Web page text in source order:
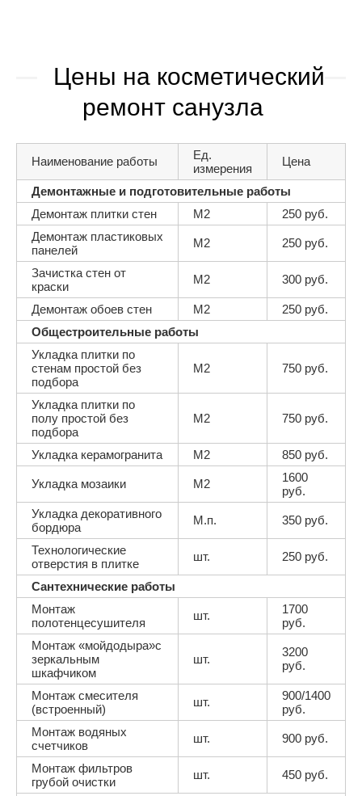
Цены на косметический
ремонт санузла
Наименование работы
Ед.
измерения
Цена
Демонтажные и подготовительные работы
Демонтаж плитки стен
М2
250 руб.
Демонтаж пластиковых
панелей
М2 250 руб.
Зачистка стен от
краски
М2 300 руб.
Демонтаж обоев стен М2
250 руб.
Общестроительные работы
Укладка плитки по
стенам простой без
подбора
М2 750 руб.
Укладка плитки по
полу простой без
подбора
М2 750 руб.
Укладка керамогранита М2 850 руб.
Укладка мозаики М2
1600
руб.
Укладка декоративного
бордюра
М.п. 350 руб.
Технологические
отверстия в плитке
шт. 250 руб.
Сантехнические работы
Монтаж
полотенцесушителя
шт.
1700
руб.
Монтаж «мойдодыра»с
зеркальным
шкафчиком
шт.
3200
руб.
Монтаж смесителя
(встроенный)
шт.
900/1400
руб.
Монтаж водяных
счетчиков
шт. 900 руб.
Монтаж фильтров
грубой очистки
шт. 450 руб.